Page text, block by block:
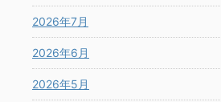
2026年7月
2026年6月
2026年5月